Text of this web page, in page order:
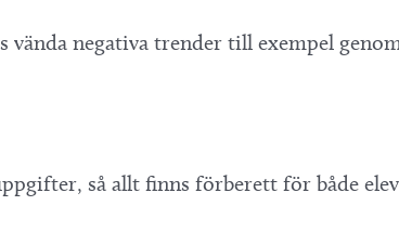
negativa trender till exempel
så allt finns förberett för både